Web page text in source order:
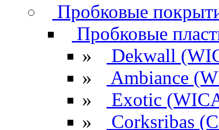
Пробковые
Пробковые
»
Dekwall
»
Ambiance
»
Exotic
»
Corksribas